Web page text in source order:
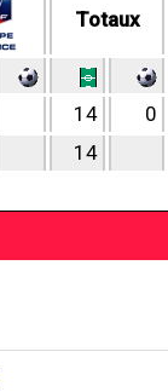
Totaux
14
0
14